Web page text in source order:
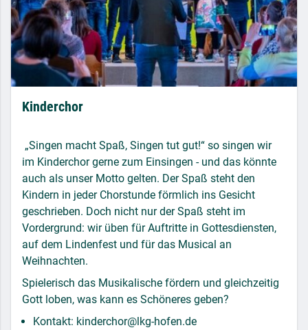
Kinderchor
„Singen macht Spaß, Singen tut gut!“ so singen wir
im Kinderchor gerne zum Einsingen - und das könnte
auch als unser Motto gelten. Der Spaß steht den
Kindern in jeder Chorstunde förmlich ins Gesicht
geschrieben. Doch nicht nur der Spaß steht im
Vordergrund: wir üben für Auftritte in Gottesdiensten,
auf dem Lindenfest und für das Musical an
Weihnachten.
Spielerisch das Musikalische fördern und gleichzeitig
Gott loben, was kann es Schöneres geben?
Kontakt: kinderchor@lkg-hofen.de